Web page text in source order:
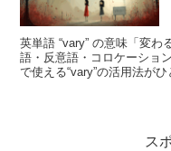
英単語 “vary” の意味「変
語・反意語・コロケーショ
で使える“vary”の活用法が
ス